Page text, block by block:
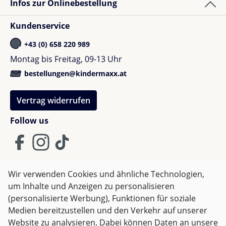
Reisverschluss für alle kleineren Reiseutensilien
der Eltern
Babyschale, da beide das gleiche Adaptersystem
verwenden
Belastbar bis zu22 kg(das Vorgängermodell ist
Produktdetails im Überblick
Ab Geburt bis 22 kg (ca. 4 Jahre)
4-in-1 Reisesystem
werden
Intelligente Bergauf-Unterstützung
Unterstützung für unwegsames Gelände
Wippfunktion
Einhand Faltmechanismus
Follow us
Infos zur Onlinebestellung
Kundenservice
+43 (0) 658 220 989
Montag bis Freitag, 09-13 Uhr
bestellungen@kindermaxx.at
Vertrag widerrufen
AGB Impressum
Datenschutz
Widerrufsrecht
Wir verwenden Cookies und ähnliche Technologien,
um Inhalte und Anzeigen zu personalisieren
(personalisierte Werbung), Funktionen für soziale
Medien bereitzustellen und den Verkehr auf unserer
Website zu analysieren. Dabei können Daten an unsere